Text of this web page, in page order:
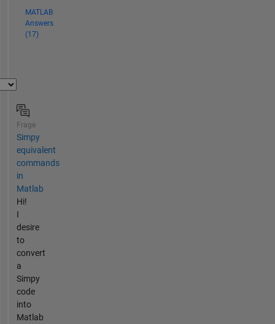
MATLAB
Answers
(17)
Frage
Simpy
equivalent
commands
in
Matlab
Hi!
I
desire
to
convert
a
Simpy
code
into
Matlab